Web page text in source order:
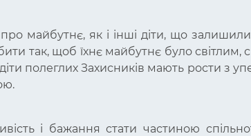
майбутнє, як і інші діти, що
так, щоб їхнє майбутнє було
полеглих Захисників мають рости з
і бажання стати частиною